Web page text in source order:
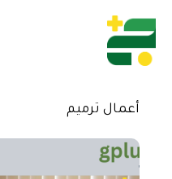
أعمال ترميم